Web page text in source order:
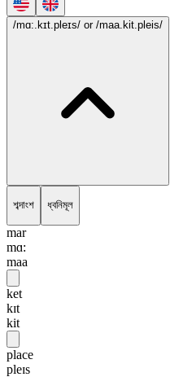
/mɑ:.kɪt.pleɪs/ or /maa.kit.pleis/
শব্দাংশ ধ্বনিমূল
mar
mɑ:
maa
ket
kɪt
kit
place
pleɪs